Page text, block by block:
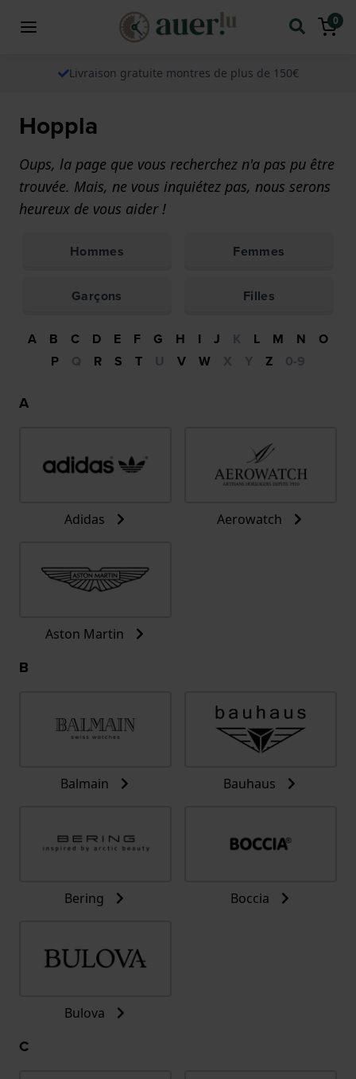
0
Livraison gratuite montres de plus de 150€
Hoppla
Oups, la page que vous recherchez n'a pas pu être
trouvée. Mais, ne vous inquiétez pas, nous serons
heureux de vous aider !
Hommes Femmes
Garçons Filles
A B C D E F G H I J K L M N
O
P
Q R S T U V W X Y Z 0-9
A
Adidas Aerowatch
Aston Martin
B
Balmain Bauhaus
Bering Boccia
Bulova
C